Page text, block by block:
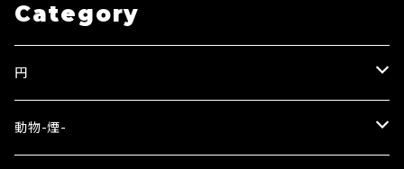
Category
円
EN
動物-煙-